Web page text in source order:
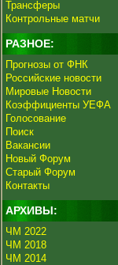
Трансферы
Контрольные матчи
РАЗНОЕ:
Прогнозы от ФНК
Российские новости
Мировые Новости
Коэффициенты УЕФА
Голосование
Поиск
Вакансии
Новый Форум
Старый Форум
Контакты
АРХИВЫ:
ЧМ 2022
ЧМ 2018
ЧМ 2014